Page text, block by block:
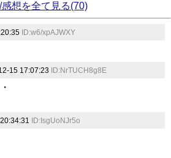
想を全て見る(70)
ID:w6/xpAJWXY
15 17:07:23 ID:NrTUCH8g8E
ID:IsgUoNJr5o